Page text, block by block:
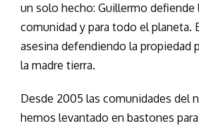
un solo hecho: Guillermo defiende
comunidad y para todo el planeta.
asesina defendiendo la propiedad
la madre tierra.
Desde 2005 las comunidades del
hemos levantado en bastones